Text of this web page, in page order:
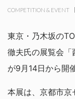
COMPETITION & EVENT
東京・乃木坂の
徹夫氏の展覧会
が9月14日から開
本展は、京都市京